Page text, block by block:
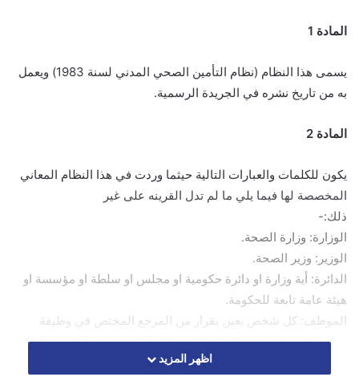
المادة 1
يسمى هذا النظام (نظام التأمين الصحي المدني لسنة 1983) ويعمل
به من تاريخ نشره في الجريدة الرسمية.
المادة 2
يكون للكلمات والعبارات التالية حيثما وردت في هذا النظام المعاني
المخصصة لها فيما يلي ما لم تدل القرينه على غير
ذلك:-
الوزارة: وزارة الصحة.
الوزير: وزير الصحة.
الدائرة: أية وزارة او دائرة حكومية او مجلس او سلطة او مؤسسة او
هيئة عامة تابعة للحكومة.
الموظف: كل شخص يعين بقرار من المرجع المختص في وظيفة
مدرجة في نظام تشكيلات الوزارت والدوائر الحكومية او في جداول
تشكيلات الوظائف للدوائر والمؤسسات والسلطات الحكومية الاخرى
اظهر المزيد